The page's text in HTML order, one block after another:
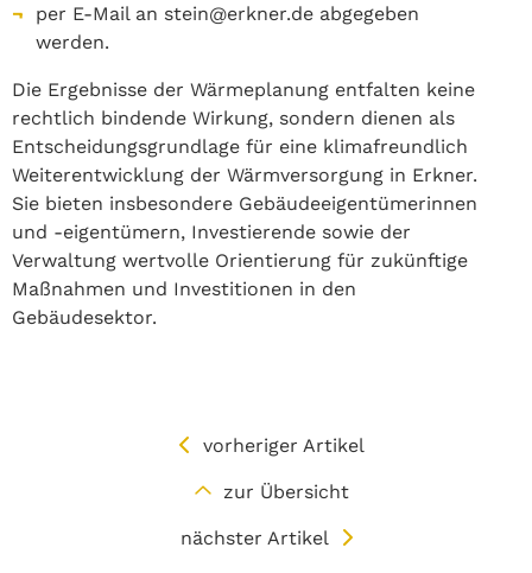
per E-Mail an stein@erkner.de abgegeben
werden.
Die Ergebnisse der Wärmeplanung entfalten keine
rechtlich bindende Wirkung, sondern dienen als
Entscheidungsgrundlage für eine klimafreundlich
Weiterentwicklung der Wärmversorgung in Erkner.
Sie bieten insbesondere Gebäudeeigentümerinnen
und -eigentümern, Investierende sowie der
Verwaltung wertvolle Orientierung für zukünftige
Maßnahmen und Investitionen in den
Gebäudesektor.
vorheriger Artikel
zur Übersicht
nächster Artikel